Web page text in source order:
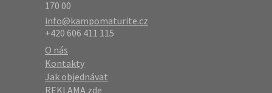
170 00
info@kampomaturite.cz
+420 606 411 115
O nás
Kontakty
Jak objednávat
REKLAMA zde